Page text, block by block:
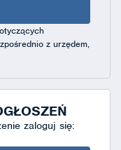
z urzędem,
zaloguj się: